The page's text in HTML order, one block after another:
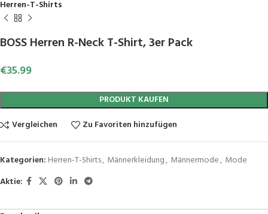
Herren-T-Shirts
BOSS Herren R-Neck T-Shirt, 3er Pack
€35.99
PRODUKT KAUFEN
Vergleichen
Zu Favoriten hinzufügen
Kategorien: Herren-T-Shirts, Männerkleidung, Männermode, Mode
Aktie: